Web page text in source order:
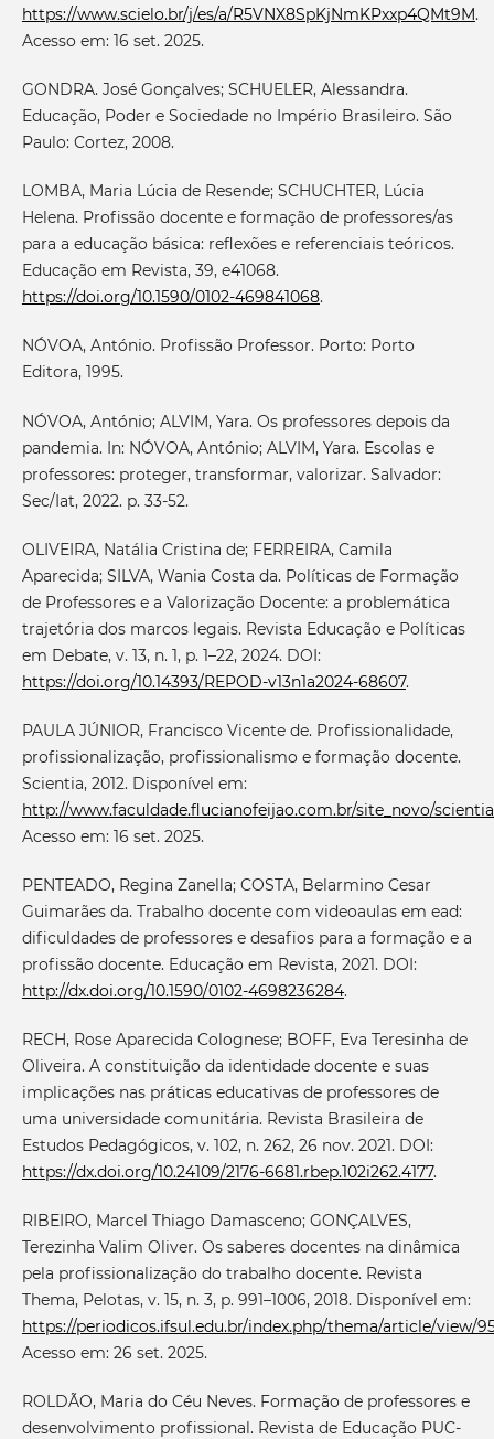
https://www.scielo.br/j/es/a/R5VNX8SpKjNmKPxxp4QMt9M.
Acesso em: 16 set. 2025.
GONDRA. José Gonçalves; SCHUELER, Alessandra.
Educação, Poder e Sociedade no Império Brasileiro. São
Paulo: Cortez, 2008.
LOMBA, Maria Lúcia de Resende; SCHUCHTER, Lúcia
Helena. Profissão docente e formação de professores/as
para a educação básica: reflexões e referenciais teóricos.
Educação em Revista, 39, e41068.
https://doi.org/10.1590/0102-469841068.
NÓVOA, António. Profissão Professor. Porto: Porto
Editora, 1995.
NÓVOA, António; ALVIM, Yara. Os professores depois da
pandemia. In: NÓVOA, António; ALVIM, Yara. Escolas e
professores: proteger, transformar, valorizar. Salvador:
Sec/Iat, 2022. p. 33-52.
OLIVEIRA, Natália Cristina de; FERREIRA, Camila
Aparecida; SILVA, Wania Costa da. Políticas de Formação
de Professores e a Valorização Docente: a problemática
trajetória dos marcos legais. Revista Educação e Políticas
em Debate, v. 13, n. 1, p. 1–22, 2024. DOI:
https://doi.org/10.14393/REPOD-v13n1a2024-68607.
PAULA JÚNIOR, Francisco Vicente de. Profissionalidade,
profissionalização, profissionalismo e formação docente.
Scientia, 2012. Disponível em:
http://www.faculdade.flucianofeijao.com.br/site_novo/
Acesso em: 16 set. 2025.
PENTEADO, Regina Zanella; COSTA, Belarmino Cesar
Guimarães da. Trabalho docente com videoaulas em ead:
dificuldades de professores e desafios para a formação e a
profissão docente. Educação em Revista, 2021. DOI:
http://dx.doi.org/10.1590/0102-4698236284.
RECH, Rose Aparecida Colognese; BOFF, Eva Teresinha de
Oliveira. A constituição da identidade docente e suas
implicações nas práticas educativas de professores de
uma universidade comunitária. Revista Brasileira de
Estudos Pedagógicos, v. 102, n. 262, 26 nov. 2021. DOI:
https://dx.doi.org/10.24109/2176-6681.rbep.102i262.4177.
RIBEIRO, Marcel Thiago Damasceno; GONÇALVES,
Terezinha Valim Oliver. Os saberes docentes na dinâmica
pela profissionalização do trabalho docente. Revista
Thema, Pelotas, v. 15, n. 3, p. 991–1006, 2018. Disponível em:
https://periodicos.ifsul.edu.br/index.php/thema/article/view/
Acesso em: 26 set. 2025.
ROLDÃO, Maria do Céu Neves. Formação de professores e
desenvolvimento profissional. Revista de Educação PUC-